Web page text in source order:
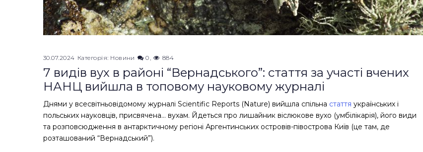
30.07.2024 Категорія: Новини 0 884
7 видів вух в районі “Вернадського”: стаття за участі вчених
НАНЦ вийшла в топовому науковому журналі
Днями у всесвітньовідомому журналі Scientific Reports (Nature) вийшла спільна стаття українських і
польських науковців, присвячена… вухам. Йдеться про лишайник віслюкове вухо (умбілікарія), його види
та розповсюдження в антарктичному регіоні Аргентинських островів-півострова Київ (це там, де
розташований “Вернадський”).